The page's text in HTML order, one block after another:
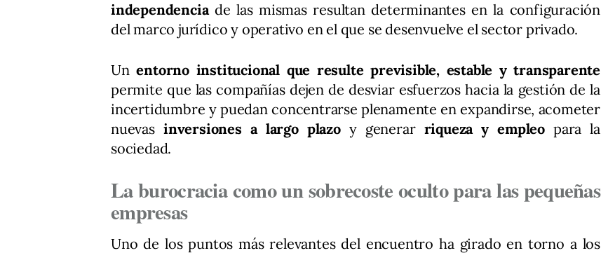
independencia de las mismas resultan determinantes en la configuración
del marco jurídico y operativo en el que se desenvuelve el sector privado.
Unentorno institucional que resulte previsible, estable y transparente
permite que las compañías dejen de desviar esfuerzos hacia la gestión de la
incertidumbre y puedan concentrarse plenamente en expandirse, acometer
nuevasinversiones a largo plazoy generar riqueza y empleopara la
sociedad.
La burocracia como un sobrecoste oculto para las pequeñas
empresas
Uno de los puntos más relevantes del encuentro ha girado en torno a los